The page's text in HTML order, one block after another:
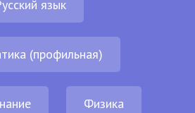
язык
(профильная)
Физика